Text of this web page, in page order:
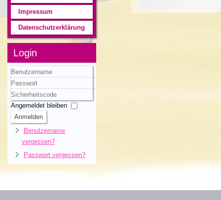
Impressum
Datenschutzerklärung
Login
Benutzername
Passwort
Sicherheitscode
Angemeldet bleiben
Anmelden
Benutzername
vergessen?
Passwort vergessen?